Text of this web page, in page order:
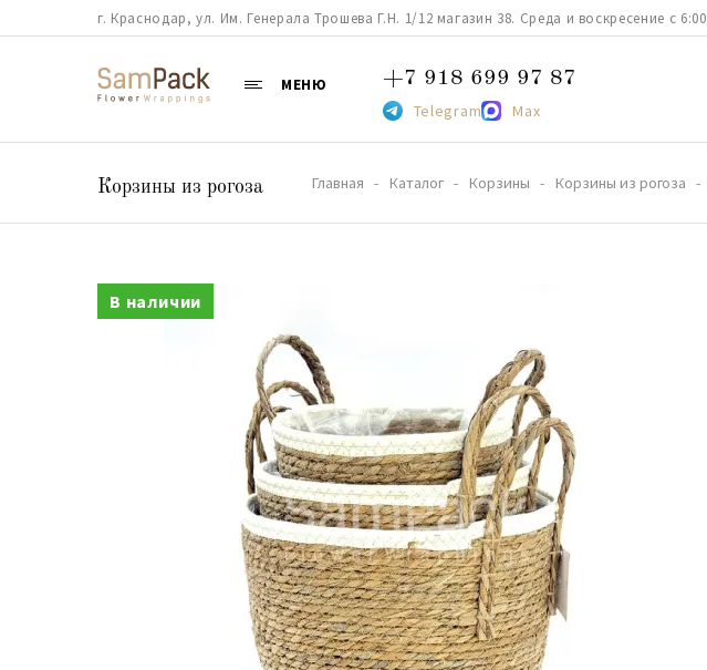
г. Краснодар, ул. Им. Генерала Трошева Г.Н. 1/12 магазин 38. Среда и воскресение с
МЕНЮ +7 918 699 97 87
Telegram Max
Корзины из рогоза Главная Каталог Корзины Корзины из рогоза
В наличии